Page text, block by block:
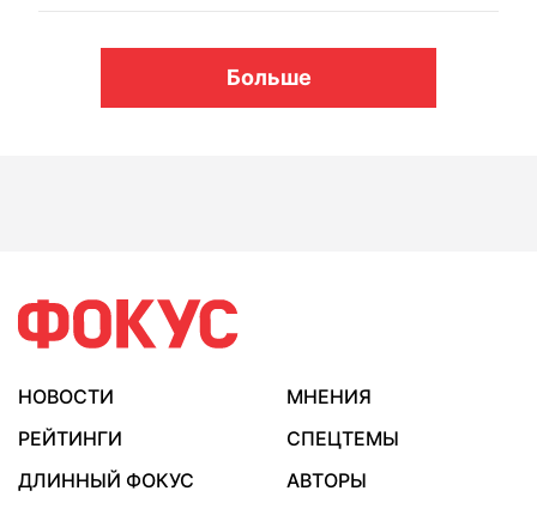
Больше
НОВОСТИ
МНЕНИЯ
РЕЙТИНГИ
СПЕЦТЕМЫ
ДЛИННЫЙ ФОКУС
АВТОРЫ